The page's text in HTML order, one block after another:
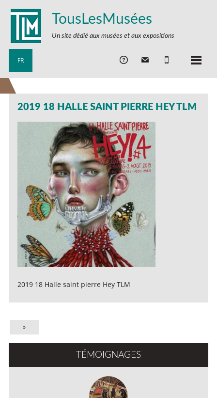
TousLesMusées
Un site dédié aux musées et aux expositions
FR
2019 18 HALLE SAINT PIERRE HEY TLM
2019 18 Halle saint pierre Hey TLM
»
TÉMOIGNAGES